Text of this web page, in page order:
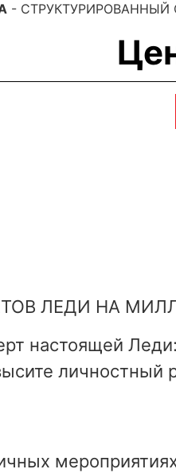
- СТРУКТУРИРОВАННЫЙ
ЛЕДИ НА
настоящей
личностный